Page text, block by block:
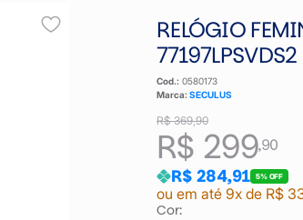
RELÓGIO
77197LPSVDS2
Cod.: 0580173
Marca: SECULUS
R$ 369,90
R$ 299,90
R$ 284,91 5% OFF
ou em até 9x de R$
Cor: